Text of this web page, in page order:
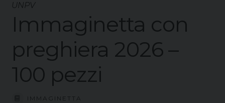
UNPV
Immaginetta con
preghiera 2026 –
100 pezzi
IMMAGINETTA